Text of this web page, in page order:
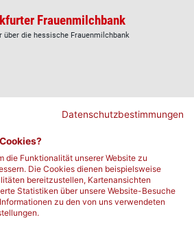
Frauenmilchbank
über die hessische Frauenmilchbank
Datenschutzbestimmungen
die Funktionalität unserer Website zu
Die Cookies dienen beispielsweise
bereitzustellen, Kartenansichten
Statistiken über unsere Website-Besuche
zu den von uns verwendeten